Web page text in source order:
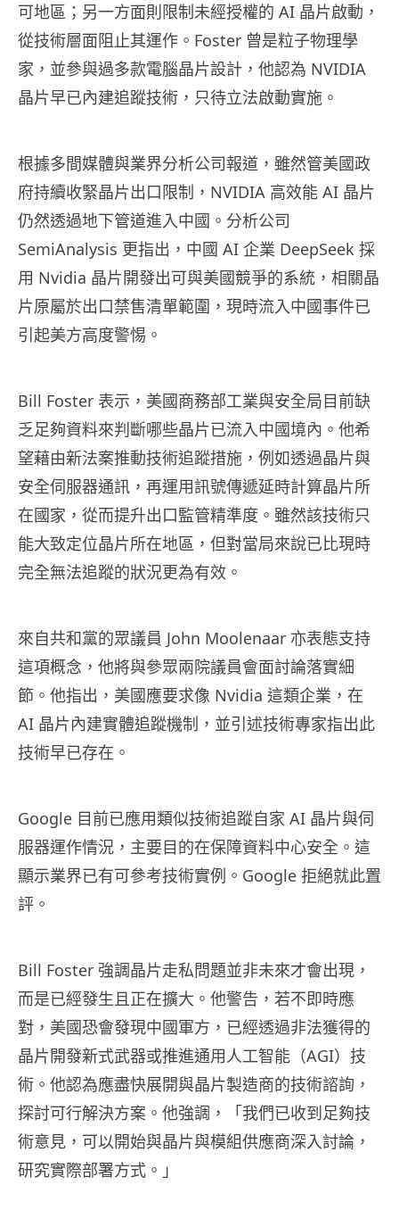
可地區；另一方面則限制未經授權的 AI 晶片啟動，
從技術層面阻止其運作。Foster 曾是粒子物理學
家，並參與過多款電腦晶片設計，他認為 NVIDIA
晶片早已內建追蹤技術，只待立法啟動實施。
根據多間媒體與業界分析公司報道，雖然管美國政
府持續收緊晶片出口限制，NVIDIA 高效能 AI 晶片
仍然透過地下管道進入中國。分析公司
SemiAnalysis 更指出，中國 AI 企業 DeepSeek 採
用 Nvidia 晶片開發出可與美國競爭的系統，相關晶
片原屬於出口禁售清單範圍，現時流入中國事件已
引起美方高度警惕。
Bill Foster 表示，美國商務部工業與安全局目前缺
乏足夠資料來判斷哪些晶片已流入中國境內。他希
望藉由新法案推動技術追蹤措施，例如透過晶片與
安全伺服器通訊，再運用訊號傳遞延時計算晶片所
在國家，從而提升出口監管精準度。雖然該技術只
能大致定位晶片所在地區，但對當局來說已比現時
完全無法追蹤的狀況更為有效。
來自共和黨的眾議員 John Moolenaar 亦表態支持
這項概念，他將與參眾兩院議員會面討論落實細
節。他指出，美國應要求像 Nvidia 這類企業，在
AI 晶片內建實體追蹤機制，並引述技術專家指出此
技術早已存在。
Google 目前已應用類似技術追蹤自家 AI 晶片與伺
服器運作情況，主要目的在保障資料中心安全。這
顯示業界已有可參考技術實例。Google 拒絕就此置
評。
Bill Foster 強調晶片走私問題並非未來才會出現，
而是已經發生且正在擴大。他警告，若不即時應
對，美國恐會發現中國軍方，已經透過非法獲得的
晶片開發新式武器或推進通用人工智能（AGI）技
術。他認為應盡快展開與晶片製造商的技術諮詢，
探討可行解決方案。他強調，「我們已收到足夠技
術意見，可以開始與晶片與模組供應商深入討論，
研究實際部署方式。」